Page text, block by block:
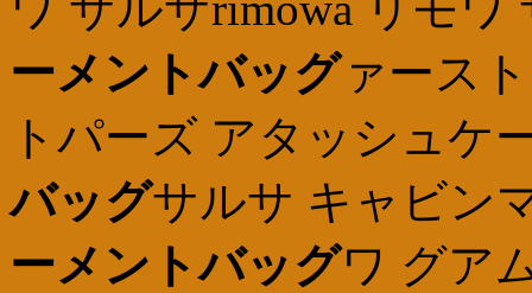
ーメントバッグァース
トパーズ アタッシュケ
バッグサルサ キャビン
ーメントバッグワ グア